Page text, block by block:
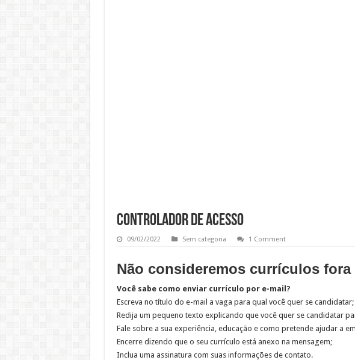
CONTROLADOR DE ACESSO
09/02/2022 Sem categoria 1 Comment
Não consideremos currículos
Você sabe como enviar currículo por e-mail?
Escreva no título do e-mail a vaga para qual você quer se candidatar;
Redija um pequeno texto explicando que você quer se candidatar
Fale sobre a sua experiência, educação e como pretende ajudar a
Encerre dizendo que o seu currículo está anexo na mensagem;
Inclua uma assinatura com suas informações de contato.